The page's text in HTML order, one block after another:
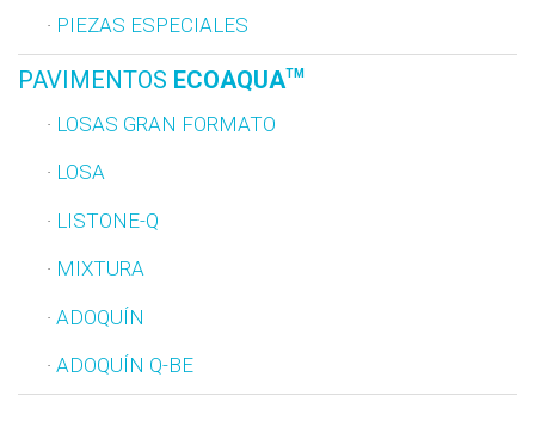
PIEZAS ESPECIALES
PAVIMENTOS ECOAQUATM
LOSAS GRAN FORMATO
LOSA
LISTONE-Q
MIXTURA
ADOQUÍN
ADOQUÍN Q-BE